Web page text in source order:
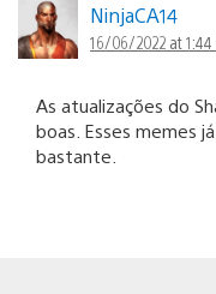
NinjaCA14
16/06/2022 at 1:44
As atualizações do
boas. Esses memes
bastante.